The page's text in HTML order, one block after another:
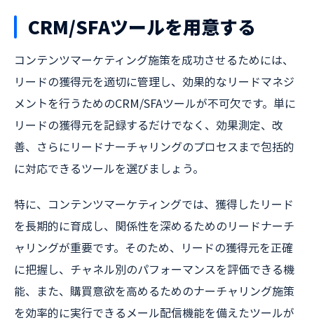
CRM/SFAツールを用意する
コンテンツマーケティング施策を成功させるためには、
リードの獲得元を適切に管理し、効果的なリードマネジ
メントを行うためのCRM/SFAツールが不可欠です。単に
リードの獲得元を記録するだけでなく、効果測定、改
善、さらにリードナーチャリングのプロセスまで包括的
に対応できるツールを選びましょう。
特に、コンテンツマーケティングでは、獲得したリード
を長期的に育成し、関係性を深めるためのリードナーチ
ャリングが重要です。そのため、リードの獲得元を正確
に把握し、チャネル別のパフォーマンスを評価できる機
能、また、購買意欲を高めるためのナーチャリング施策
を効率的に実行できるメール配信機能を備えたツールが